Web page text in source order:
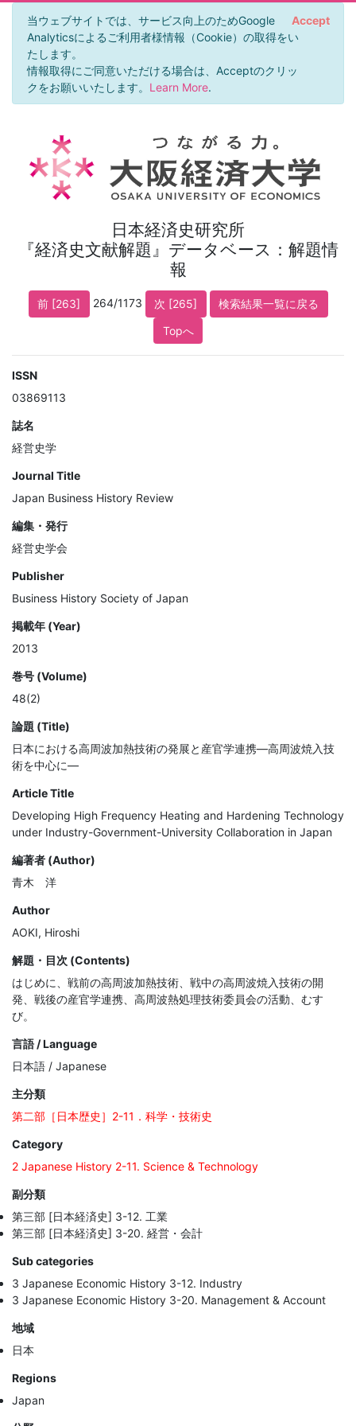
当ウェブサイトでは、サービス向上のためGoogle
Analyticsによるご利用者様情報（Cookie）の取得をい
たします。
情報取得にご同意いただける場合は、Acceptのクリッ
クをお願いいたします。 Learn More.
Accept
日本経済史研究所
『経済史文献解題』データベース：解題情
報
前 [263] 264/1173 次 [265]
検索結果一覧に戻る
Topへ
ISSN
03869113
誌名
経営史学
Journal Title
Japan Business History Review
編集・発行
経営史学会
Publisher
Business History Society of Japan
掲載年 (Year)
2013
巻号 (Volume)
48(2)
論題 (Title)
日本における高周波加熱技術の発展と産官学連携―高周波焼入技
術を中心に―
Article Title
Developing High Frequency Heating and Hardening Technology
under Industry-Government-University Collaboration in Japan
編著者 (Author)
青木 洋
Author
AOKI, Hiroshi
解題・目次 (Contents)
はじめに、戦前の高周波加熱技術、戦中の高周波焼入技術の開
発、戦後の産官学連携、高周波熱処理技術委員会の活動、むす
び。
言語 / Language
日本語 / Japanese
主分類
第二部［日本歴史］2-11．科学・技術史
Category
2 Japanese History 2-11. Science & Technology
副分類
第三部 [日本経済史] 3-12. 工業
第三部 [日本経済史] 3-20. 経営・会計
Sub categories
3 Japanese Economic History 3-12. Industry
3 Japanese Economic History 3-20. Management & Account
地域
日本
Regions
Japan